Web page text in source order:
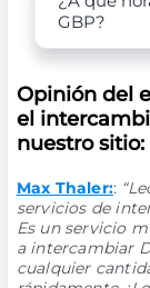
GBP?
Opinión del
el
nuestro sitio:
Max Thaler::
servicios de
Es un servicio
a intercambiar
cualquier